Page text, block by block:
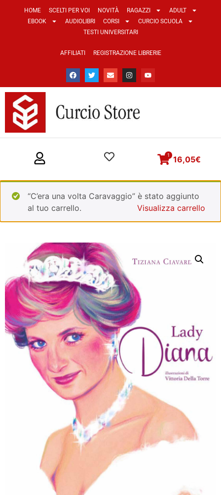
HOME SCELTI PER VOI NOVITÀ RAGAZZI
ADULT
EBOOK
AUDIOLIBRI CORSI
CURCIO SCUOLA
TESTI UNIVERSITARI
AFFILIATI REGISTRAZIONE LIBRERIE
16,05€
1
“C’era una volta Caravaggio” è stato aggiunto
al tuo carrello.
Visualizza carrello